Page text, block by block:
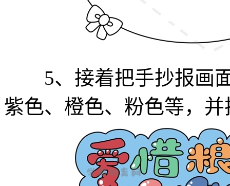
5、接着把手抄报画面
紫色、橙色、粉色等，